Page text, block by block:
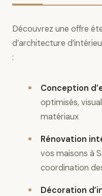
Découvrez une offre
d’architecture
:
Conception
optimisés,
matériaux
Rénovation
vos maisons à
coordination
Décoration